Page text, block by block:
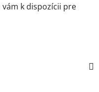
k dispozícii pre